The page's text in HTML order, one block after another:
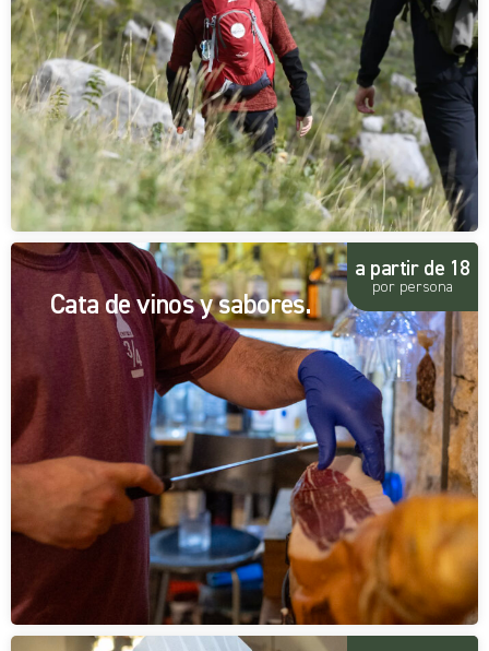
Cata de vinos y sabores.
a partir de 18
por persona